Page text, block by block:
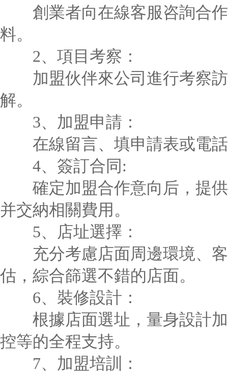
創業者向在線客服咨詢合作
料。
2、項目考察：
加盟伙伴來公司進行考察訪
解。
3、加盟申請：
在線留言、填申請表或電話
4、簽訂合同:
確定加盟合作意向后，提供
并交納相關費用。
5、店址選擇：
充分考慮店面周邊環境、客
估，綜合篩選不錯的店面。
6、裝修設計：
根據店面選址，量身設計加
控等的全程支持。
7、加盟培訓：